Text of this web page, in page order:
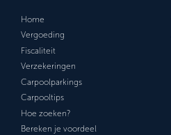
Home
Vergoeding
Fiscaliteit
Verzekeringen
Carpoolparkings
Carpooltips
Hoe zoeken?
Bereken je voordeel